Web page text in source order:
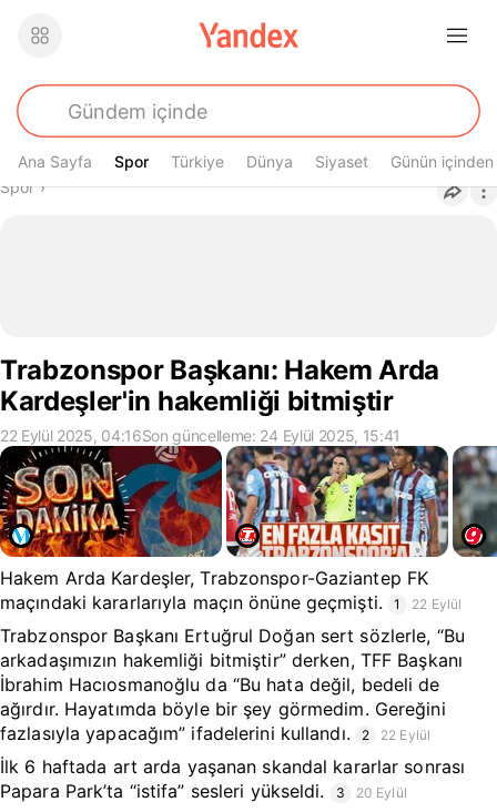
Ana Sayfa Spor
Spor Türkiye Dünya Siyaset Günün içinden
Buradasın
Spor›
Trabzonspor Başkanı: Hakem Arda
Kardeşler'in hakemliği bitmiştir
22 Eylül 2025, 04:16Son güncelleme: 24 Eylül 2025, 15:41
Hakem Arda Kardeşler, Trabzonspor-Gaziantep FK
maçındaki kararlarıyla maçın önüne geçmişti.
1 22 Eylül
Trabzonspor Başkanı Ertuğrul Doğan sert sözlerle, “Bu
arkadaşımızın hakemliği bitmiştir” derken, TFF Başkanı
İbrahim Hacıosmanoğlu da “Bu hata değil, bedeli de
ağırdır. Hayatımda böyle bir şey görmedim. Gereğini
fazlasıyla yapacağım” ifadelerini kullandı.
2 22 Eylül
İlk 6 haftada art arda yaşanan skandal kararlar sonrası
Papara Park’ta “istifa” sesleri yükseldi.
3 20 Eylül